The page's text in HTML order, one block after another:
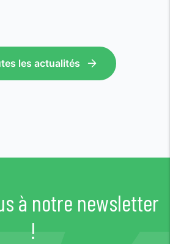
les actualités
à notre newsletter
!